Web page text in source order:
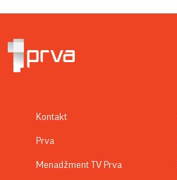
Kontakt
Prva
Menadžment TV Prva